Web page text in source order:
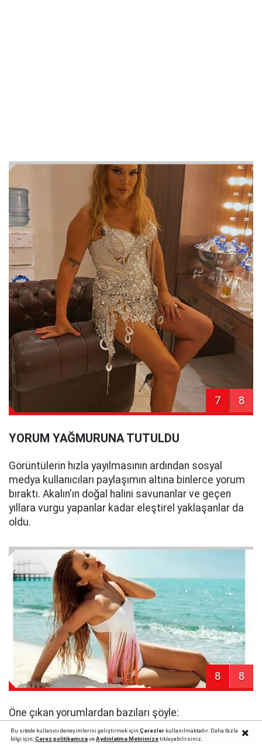
7 8
YORUM YAĞMURUNA TUTULDU
Görüntülerin hızla yayılmasının ardından sosyal
medya kullanıcıları paylaşımın altına binlerce yorum
bıraktı. Akalın'ın doğal halini savunanlar ve geçen
yıllara vurgu yapanlar kadar eleştirel yaklaşanlar da
oldu.
8 8
Öne çıkan yorumlardan bazıları şöyle:
"Gençliğin de çok güzeldi..."
Bu sitede kullanıcı deneyimlerini geliştirmek için Çerezlerkullanılmaktadır. Daha fazla
bilgi için;Çerez politikamızaveAydınlatma Metnimizetıklayabilirsiniz.Reklamı Kapat